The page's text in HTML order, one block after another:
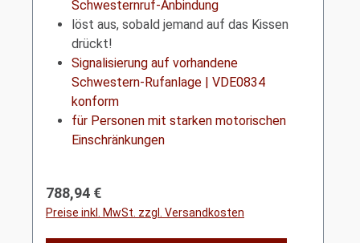
Schwesternruf-Anbindung
löst aus, sobald jemand auf das Kissen
drückt!
Signalisierung auf vorhandene
Schwestern-Rufanlage | VDE0834
konform
für Personen mit starken motorischen
Einschränkungen
Regulärer Preis:
788,94 €
Preise inkl. MwSt. zzgl. Versandkosten